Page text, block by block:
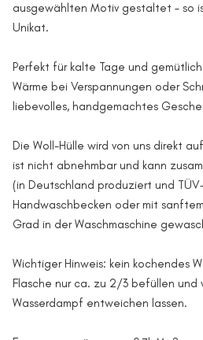
ausgewählten Motiv gestaltet – so
Unikat.
Perfekt für kalte Tage und
Wärme bei Verspannungen oder
liebevolles, handgemachtes
Die Woll-Hülle wird von uns direkt
ist nicht abnehmbar und kann
(in Deutschland produziert und
Handwaschbecken oder mit
Grad in der Waschmaschine
Wichtiger Hinweis: kein kochendes
Flasche nur ca. zu 2/3 befüllen und
Wasserdampf entweichen lassen.